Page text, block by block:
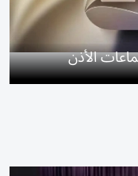
الأذن